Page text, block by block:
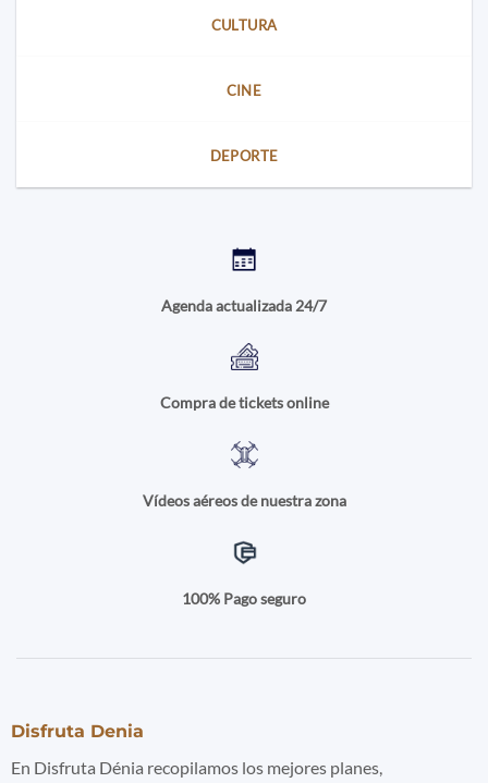
CULTURA
CINE
DEPORTE
Agenda actualizada 24/7
Compra de tickets online
Vídeos aéreos de nuestra zona
100% Pago seguro
Disfruta Denia
En Disfruta Dénia recopilamos los mejores planes,